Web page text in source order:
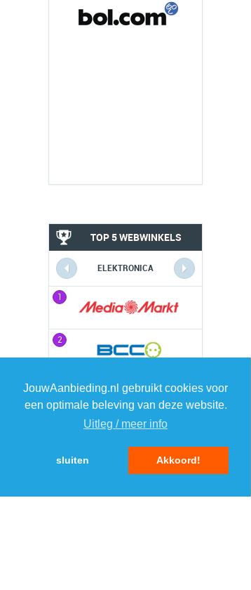
JouwAanbieding.nl gebruikt cookies voor
een optimale beleving van deze website.
Uitleg / meer info
sluiten Akkoord!
TOP 5 WEBWINKELS
ELEKTRONICA
1
2
5